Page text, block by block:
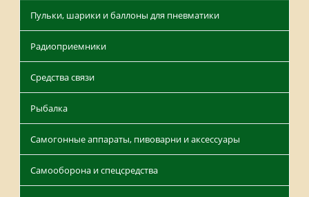
Пульки, шарики и баллоны для пневматики
Радиоприемники
Средства связи
Рыбалка
Самогонные аппараты, пивоварни и аксессуары
Самооборона и спецсредства